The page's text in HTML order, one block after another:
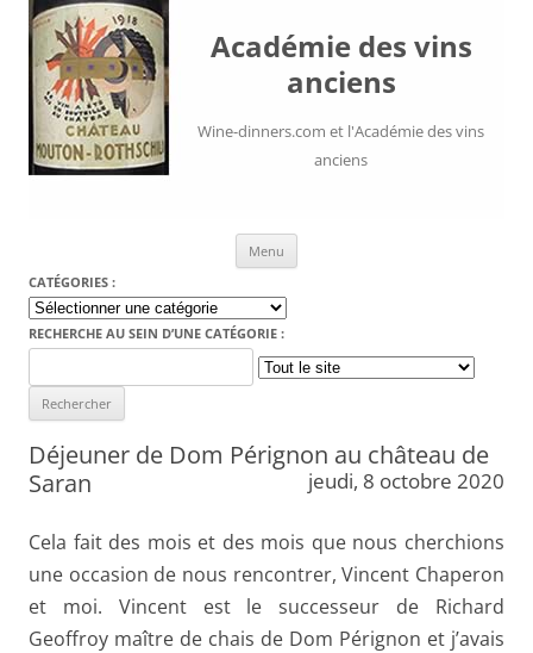
Académie des vins
anciens
Wine-dinners.com et l'Académie des vins
anciens
Menu
CATÉGORIES :
Catégories
:
RECHERCHE AU SEIN D’UNE CATÉGORIE :
for:
Déjeuner de Dom Pérignon au château de
Saran
jeudi, 8 octobre 2020
Cela fait des mois et des mois que nous cherchions
une occasion de nous rencontrer, Vincent Chaperon
et moi. Vincent est le successeur de Richard
Geoffroy maître de chais de Dom Pérignon et j’avais